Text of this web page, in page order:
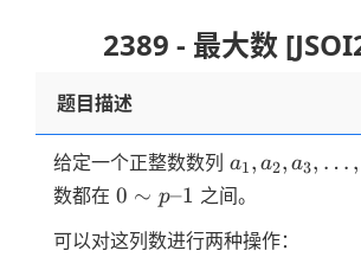
2389 - 最大数
题目描述
给定一个正整数数列 a1, a2, a3, … ,
数都在 0
p–1
0 ∼ p–1 之间。
可以对这列数进行两种操作：